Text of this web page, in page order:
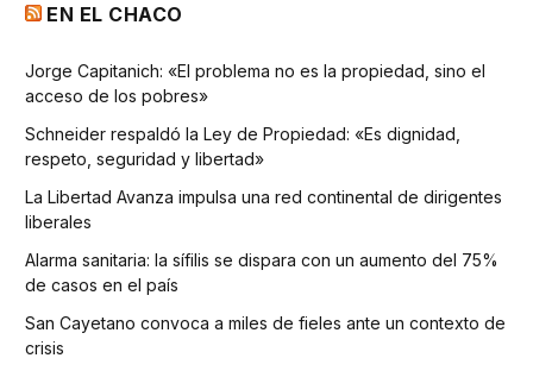
EN EL CHACO
Jorge Capitanich: «El problema no es la propiedad, sino el
acceso de los pobres»
Schneider respaldó la Ley de Propiedad: «Es dignidad,
respeto, seguridad y libertad»
La Libertad Avanza impulsa una red continental de dirigentes
liberales
Alarma sanitaria: la sífilis se dispara con un aumento del 75%
de casos en el país
San Cayetano convoca a miles de fieles ante un contexto de
crisis